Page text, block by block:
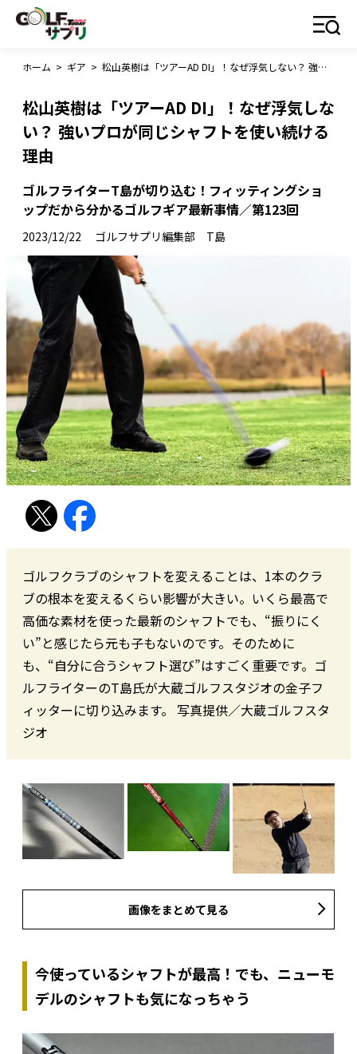
ホーム > ギア > 松山英樹は「ツアーAD DI」！なぜ浮気しない？ 強いプロが同じシャフトを使い続ける理由
松山英樹は「ツアーAD DI」！なぜ浮気しな
い？ 強いプロが同じシャフトを使い続ける
理由
ゴルフライターT島が切り込む！フィッティングショ
ップだから分かるゴルフギア最新事情／第123回
2023/12/22 ゴルフサプリ編集部 T島
ゴルフクラブのシャフトを変えることは、1本のクラ
ブの根本を変えるくらい影響が大きい。いくら最高で
高価な素材を使った最新のシャフトでも、“振りにく
い”と感じたら元も子もないのです。そのために
も、“自分に合うシャフト選び”はすごく重要です。ゴ
ルフライターのT島氏が大蔵ゴルフスタジオの金子フ
ィッターに切り込みます。 写真提供／大蔵ゴルフスタ
ジオ
画像をまとめて見る
今使っているシャフトが最高！でも、ニューモ
デルのシャフトも気になっちゃう